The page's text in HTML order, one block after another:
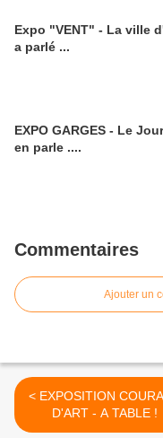
Expo "VENT" - La ville
a parlé ...
EXPO GARGES - Le
en parle ....
Commentaires
Ajouter un
< EXPOSITION COURANT
D'ART - A TABLE !